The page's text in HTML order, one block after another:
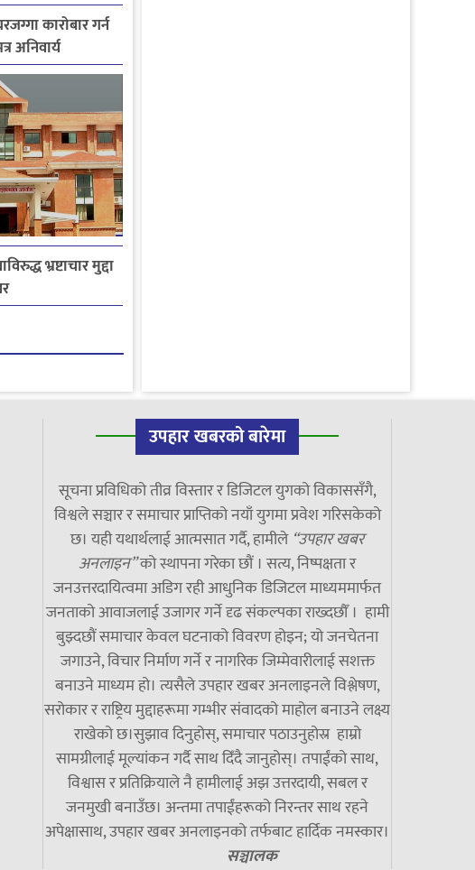
कारोबार गर्न
अनिवार्य
भ्रष्टाचार मुद्दा
उपहार खबरको बारेमा
सूचना प्रविधिको तीव्र विस्तार र डिजिटल युगको विकाससँगै,
विश्वले सञ्चार र समाचार प्राप्तिको नयाँ युगमा प्रवेश गरिसकेको
छ। यही यथार्थलाई आत्मसात गर्दै, हामीले “उपहार खबर
अनलाइन”को स्थापना गरेका छौं । सत्य, निष्पक्षता र
जनउत्तरदायित्वमा अडिग रही आधुनिक डिजिटल माध्यममार्फत
जनताको आवाजलाई उजागर गर्ने दृढ संकल्पका राख्दछौँ । हामी
बुझ्दछौं समाचार केवल घटनाको विवरण होइन; यो जनचेतना
जगाउने, विचार निर्माण गर्ने र नागरिक जिम्मेवारीलाई सशक्त
बनाउने माध्यम हो। त्यसैले उपहार खबर अनलाइनले विश्लेषण,
सरोकार र राष्ट्रिय मुद्दाहरूमा गम्भीर संवादको माहोल बनाउने लक्ष्य
राखेको छ।सुझाव दिनुहोस्, समाचार पठाउनुहोस्र हाम्रो
सामग्रीलाई मूल्यांकन गर्दै साथ दिँदै जानुहोस्। तपाईंको साथ,
विश्वास र प्रतिक्रियाले नै हामीलाई अझ उत्तरदायी, सबल र
जनमुखी बनाउँछ। अन्तमा तपाईंहरूको निरन्तर साथ रहने
अपेक्षासाथ, उपहार खबर अनलाइनको तर्फबाट हार्दिक नमस्कार।
सञ्चालक